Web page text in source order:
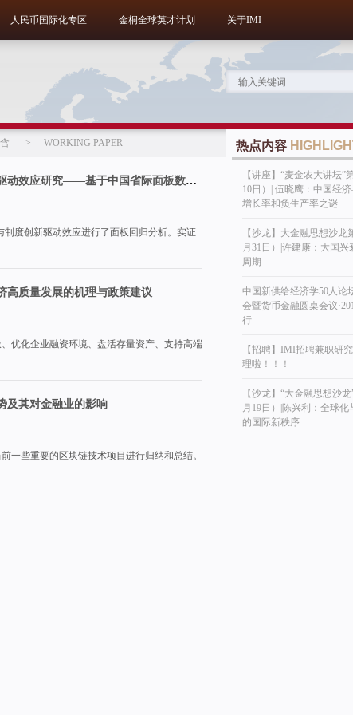
人民币国际化专区 金桐全球英才计划 关于IMI
> WORKING PAPER
【IMIWorkingPapersNo.2015】产业结构升级的创新驱动效应研究——基于中国省际面板数据的实证分析
制度创新驱动效应进行了面板回归分析。实证
高质量发展的机理与政策建议
优化企业融资环境、盘活存量资产、支持高端
及其对金融业的影响
一些重要的区块链技术项目进行归纳和总结。
热点内容
【讲座】“麦金农大讲坛”
10日）| 伍晓鹰：中国经
增长率和负生产率之谜
【沙龙】大金融思想沙龙
月31日）|许建康：大国兴
周期
中国新供给经济学50人论
会暨货币金融圆桌会议
行
【招聘】IMI招聘兼职研
理啦！！！
【沙龙】“大金融思想沙
月19日）|陈兴利：全球化
的国际新秩序